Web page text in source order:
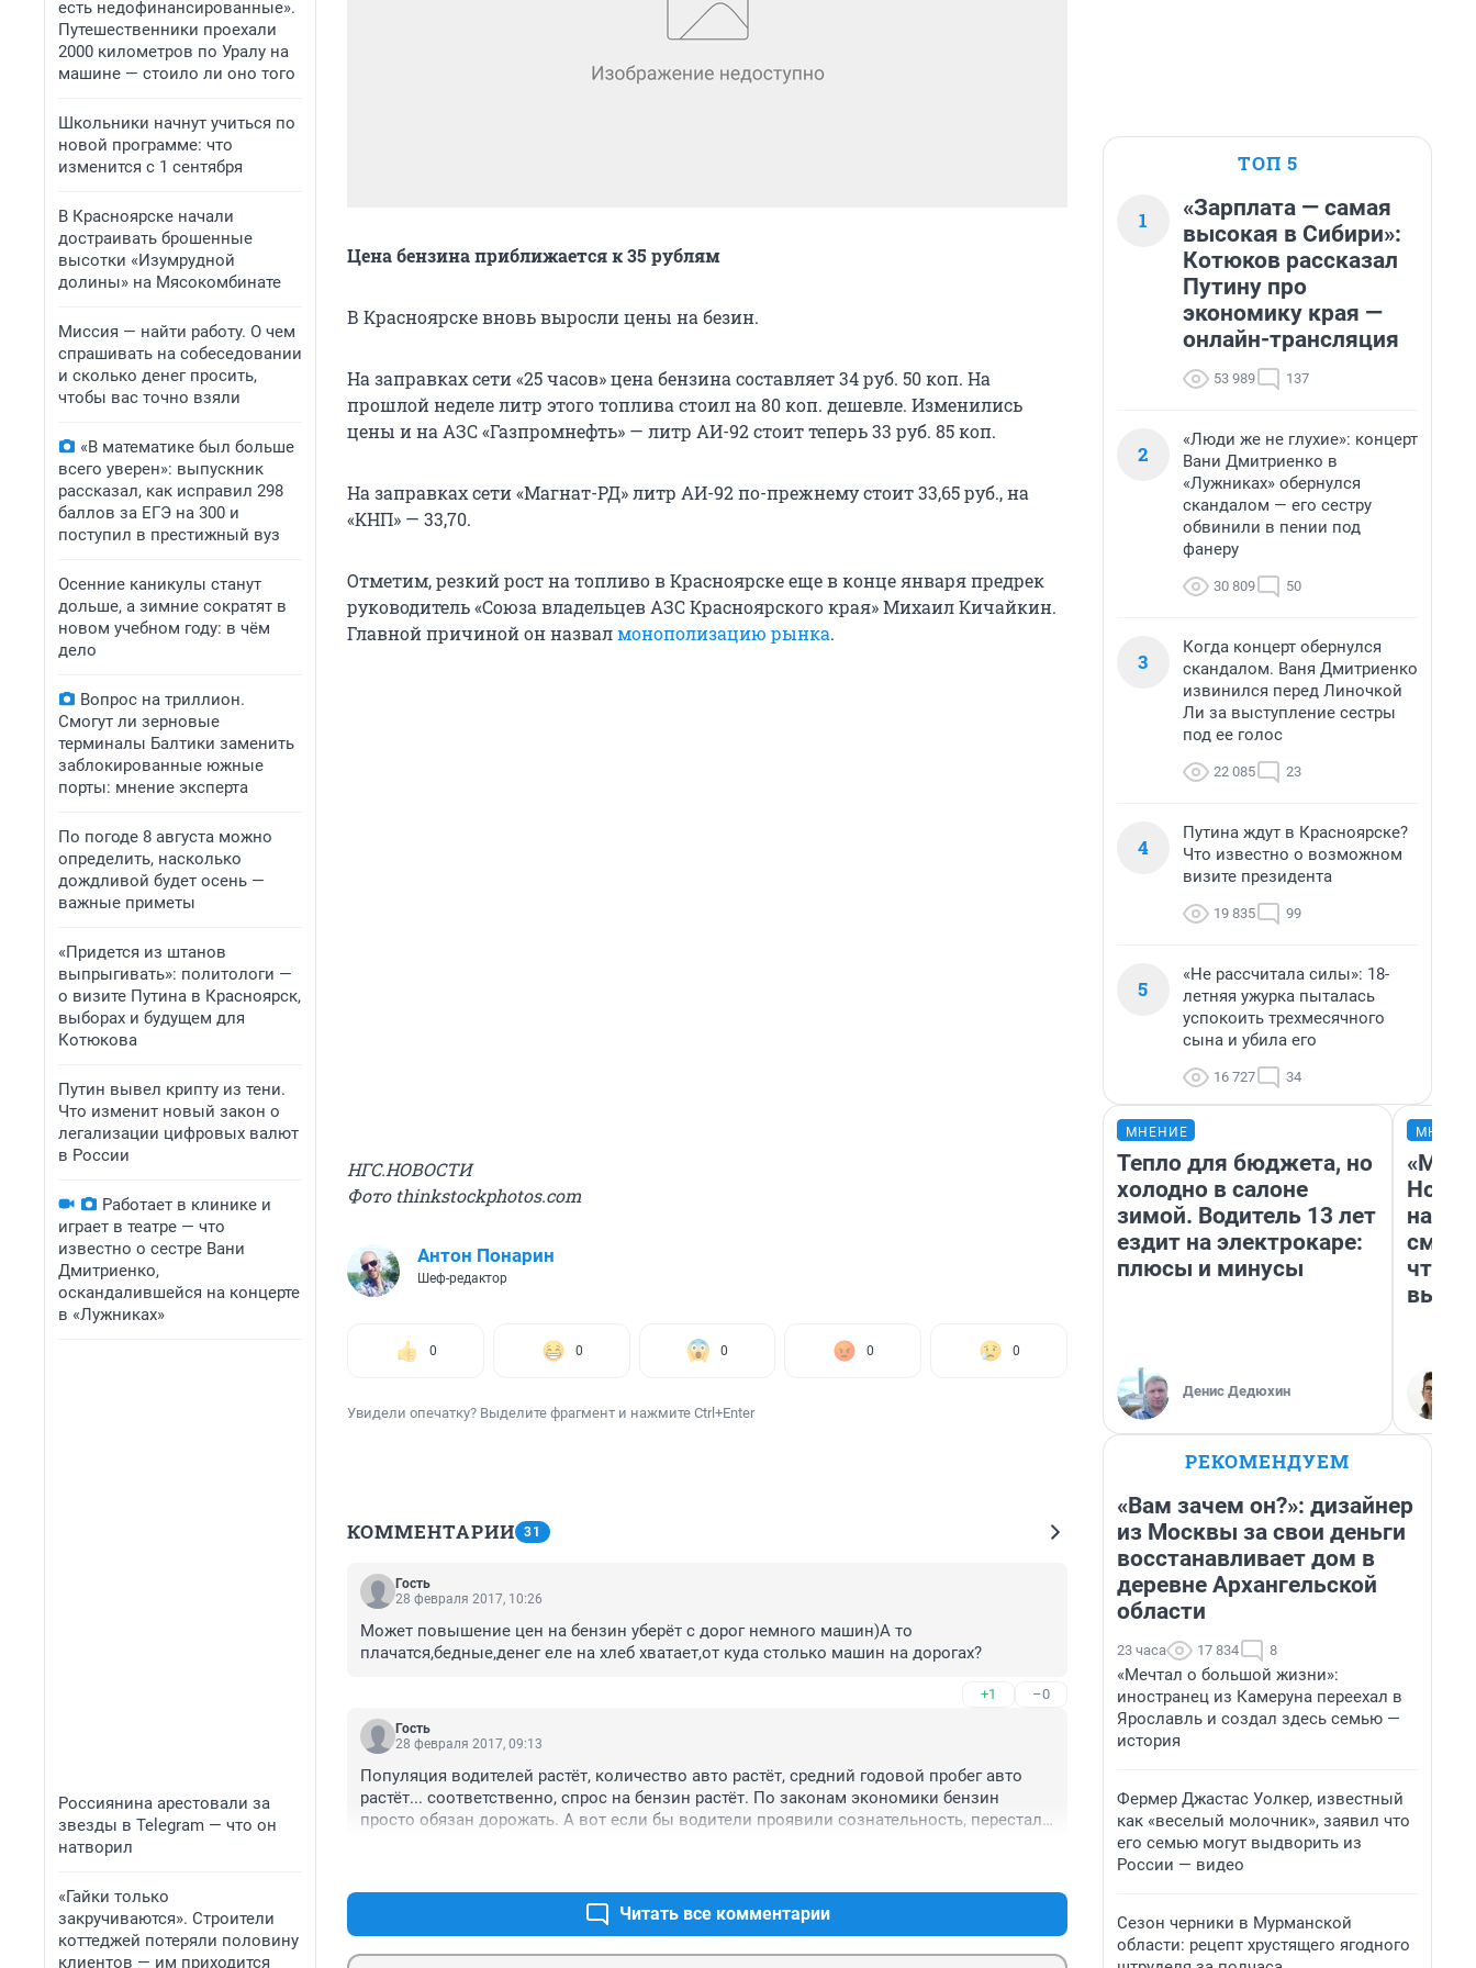
есть недофинансированные».
Путешественники проехали
2000 километров по Уралу на
машине — стоило ли оно того
Школьники начнут учиться по
новой программе: что
изменится с 1 сентября
В Красноярске начали
достраивать брошенные
высотки «Изумрудной
долины» на Мясокомбинате
Миссия — найти работу. О чем
спрашивать на собеседовании
и сколько денег просить,
чтобы вас точно взяли
«В математике был больше
всего уверен»: выпускник
рассказал, как исправил 298
баллов за ЕГЭ на 300 и
поступил в престижный вуз
Осенние каникулы станут
дольше, а зимние сократят в
новом учебном году: в чём
дело
Вопрос на триллион.
Смогут ли зерновые
терминалы Балтики заменить
заблокированные южные
порты: мнение эксперта
По погоде 8 августа можно
определить, насколько
дождливой будет осень —
важные приметы
«Придется из штанов
выпрыгивать»: политологи —
о визите Путина в Красноярск,
выборах и будущем для
Котюкова
Путин вывел крипту из тени.
Что изменит новый закон о
легализации цифровых валют
в России
Работает в клинике и
играет в театре — что
известно о сестре Вани
Дмитриенко,
оскандалившейся на концерте
в «Лужниках»
Россиянина арестовали за
звезды в Telegram — что он
натворил
«Гайки только
закручиваются». Строители
коттеджей потеряли половину
клиентов — им приходится
Цена бензина приближается к 35 рублям
В Красноярске вновь выросли цены на безин.
На заправках сети «25 часов» цена бензина составляет 34 руб. 50 коп. На
прошлой неделе литр этого топлива стоил на 80 коп. дешевле. Изменились
цены и на АЗС «Газпромнефть» — литр АИ-92 стоит теперь 33 руб. 85 коп.
На заправках сети «Магнат-РД» литр АИ-92 по-прежнему стоит 33,65 руб., на
«КНП» — 33,70.
Отметим, резкий рост на топливо в Красноярске еще в конце января предрек
руководитель «Союза владельцев АЗС Красноярского края» Михаил Кичайкин.
Главной причиной он назвалмонополизацию рынка.
НГС.НОВОСТИ
Фото thinkstockphotos.com
Антон Понарин
Шеф-редактор
0 0 0 0 0
Увидели опечатку? Выделите фрагмент и нажмите Ctrl+Enter
КОММЕНТАРИИ 31
Гость
28 февраля 2017, 10:26
Может повышение цен на бензин уберёт с дорог немного машин)А то
плачатся,бедные,денег еле на хлеб хватает,от куда столько машин на дорогах?
+1 –0
Гость
28 февраля 2017, 09:13
Популяция водителей растёт, количество авто растёт, средний годовой пробег авто
растёт... соответственно, спрос на бензин растёт. По законам экономики бензин
просто обязан дорожать. А вот если бы водители проявили сознательность, перестали
P.S. в постоянных заторах на дорогах и вечно растущих ценах на бензин виновато не
правительство, а ваша лень, господа, заставляющая вас постоянно передвигаться на
Читать все комментарии
ТОП 5
1
«Зарплата — самая
высокая в Сибири»:
Котюков рассказал
Путину про
экономику края —
онлайн-трансляция
53 989 137
2
«Люди же не глухие»: концерт
Вани Дмитриенко в
«Лужниках» обернулся
скандалом — его сестру
обвинили в пении под
фанеру
30 809 50
3
Когда концерт обернулся
скандалом. Ваня Дмитриенко
извинился перед Линочкой
Ли за выступление сестры
под ее голос
22 085 23
4
Путина ждут в Красноярске?
Что известно о возможном
визите президента
19 835 99
5
«Не рассчитала силы»: 18-
летняя ужурка пыталась
успокоить трехмесячного
сына и убила его
16 727 34
МНЕНИЕ
Тепло для бюджета, но
холодно в салоне
зимой. Водитель 13 лет
ездит на электрокаре:
плюсы и минусы
Денис Дедюхин
«Мы
РЕКОМЕНДУЕМ
«Вам зачем он?»: дизайнер
из Москвы за свои деньги
восстанавливает дом в
деревне Архангельской
области
23 часа 17 834 8
«Мечтал о большой жизни»:
иностранец из Камеруна переехал в
Ярославль и создал здесь семью —
история
Фермер Джастас Уолкер, известный
как «веселый молочник», заявил что
его семью могут выдворить из
России — видео
Сезон черники в Мурманской
области: рецепт хрустящего ягодного